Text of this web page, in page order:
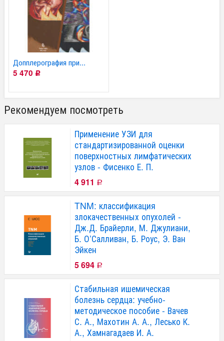
Допплерография при...
5 470 Р
Рекомендуем посмотреть
Применение УЗИ для
стандартизированной оценки
поверхностных лимфатических
узлов - Фисенко Е. П.
4 911 Р
TNM: классификация
злокачественных опухолей -
Дж.Д. Брайерли, М. Джулиани,
Б. О’Салливан, Б. Роус, Э. Ван
Эйкен
5 694 Р
Стабильная ишемическая
болезнь сердца: учебно-
методическое пособие - Вачев
С. А., Махотин А. А., Лесько К.
А., Хамнагадаев И. А.